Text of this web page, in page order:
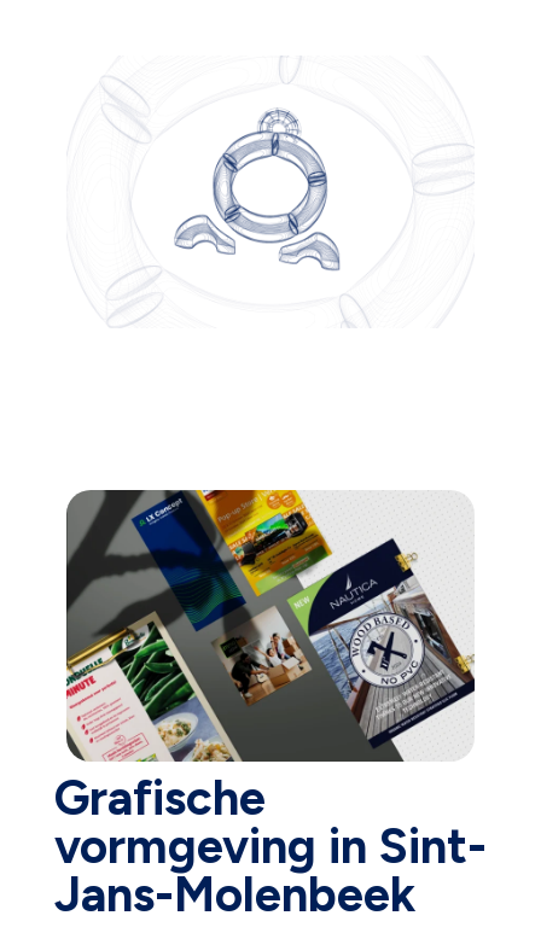
Grafische
vormgeving in Sint-
Jans-Molenbeek